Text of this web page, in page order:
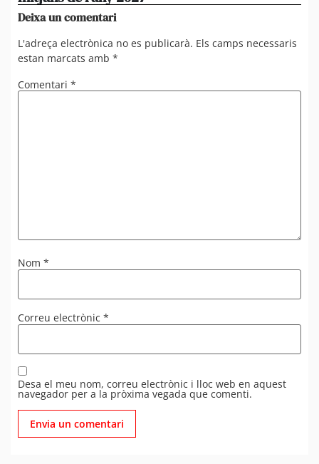
Deixa un comentari
L'adreça electrònica no es publicarà. Els camps necessaris
estan marcats amb *
Comentari *
Nom *
Correu electrònic *
Desa el meu nom, correu electrònic i lloc web en aquest
navegador per a la pròxima vegada que comenti.